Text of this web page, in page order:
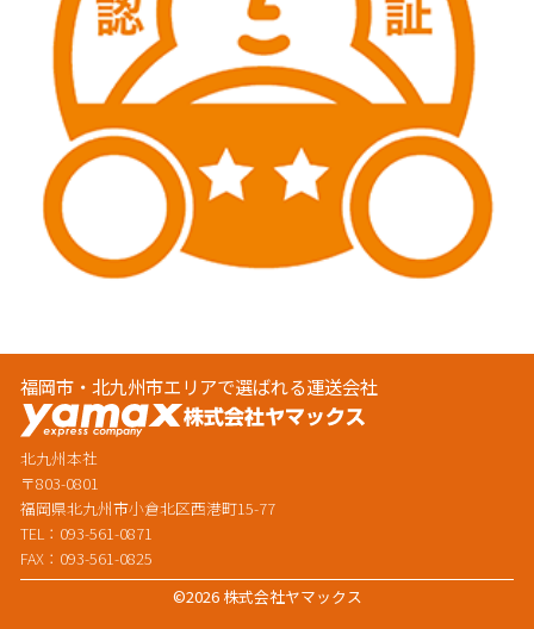
福岡市・北九州市エリアで選ばれる運送会社
北九州本社
〒803-0801
福岡県北九州市小倉北区西港町15-77
TEL：093-561-0871
FAX：093-561-0825
©2026 株式会社ヤマックス